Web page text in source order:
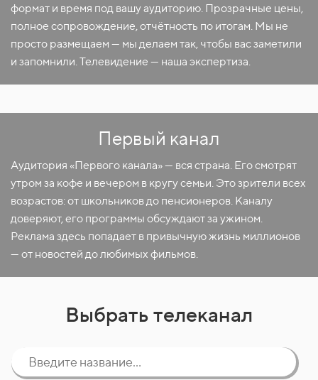
формат и время под вашу аудиторию. Прозрачные цены,
полное сопровождение, отчётность по итогам. Мы не
просто размещаем — мы делаем так, чтобы вас заметили
и запомнили. Телевидение — наша экспертиза.
Первый канал
Аудитория «Первого канала» — вся страна. Его смотрят
утром за кофе и вечером в кругу семьи. Это зрители всех
возрастов: от школьников до пенсионеров. Каналу
доверяют, его программы обсуждают за ужином.
Реклама здесь попадает в привычную жизнь миллионов
— от новостей до любимых фильмов.
Выбрать телеканал